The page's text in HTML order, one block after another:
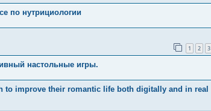
по нутрициологии
1 2 3
настольные игры.
to improve their romantic life both digitally and in real